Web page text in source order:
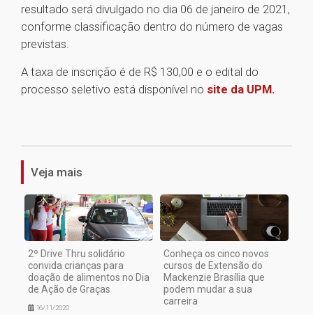
resultado será divulgado no dia 06 de janeiro de 2021,
conforme classificação dentro do número de vagas
previstas.
A taxa de inscrição é de R$ 130,00 e o edital do
processo seletivo está disponível no site da UPM.
Veja mais
2º Drive Thru solidário
convida crianças para
doação de alimentos no Dia
de Ação de Graças
16/11/2020
Conheça os cinco novos
cursos de Extensão do
Mackenzie Brasília que
podem mudar a sua
carreira